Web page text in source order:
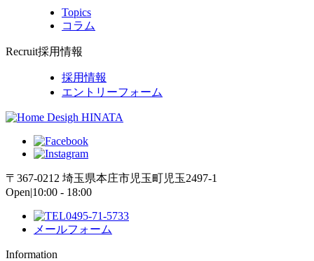
Topics
コラム
Recruit採用情報
採用情報
エントリーフォーム
〒367-0212 埼玉県本庄市児玉町児玉2497-1
Open|10:00 - 18:00
0495-71-5733
メールフォーム
Information